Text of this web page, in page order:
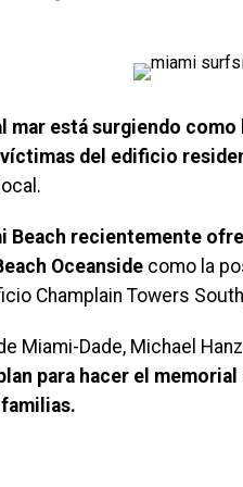
mar está surgiendo
del edificio
Beach recientemente
Oceanside como la
Champlain Towers
Miami-Dade, Michael
para hacer el
familias.